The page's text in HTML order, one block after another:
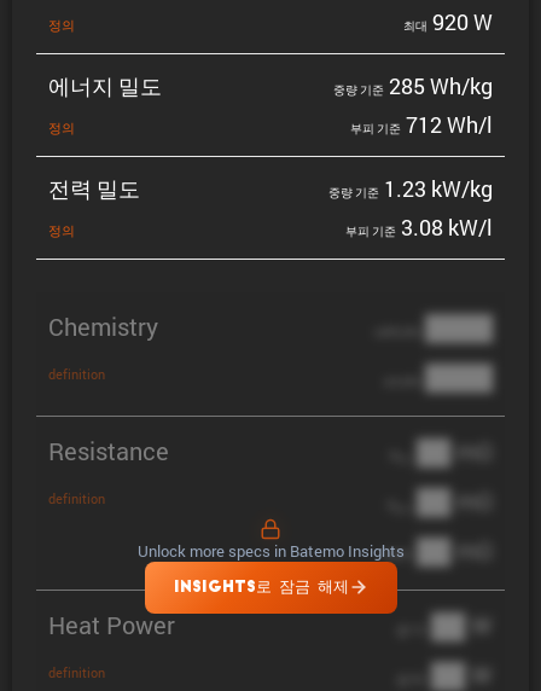
정의 최대 920 W
에너지 밀도
정의
중량 기준 285 Wh/kg
부피 기준 712 Wh/l
전력 밀도
정의
중량 기준 1.23 kW/kg
부피 기준 3.08 kW/l
Chemistry
definition
████
████
Resistance
definition
██ mΩ
██ mΩ
DCIR ██ mΩ
Heat Power
definition
██ W
██ W
Unlock more specs in Batemo Insights
INSIGHTS로 잠금 해제